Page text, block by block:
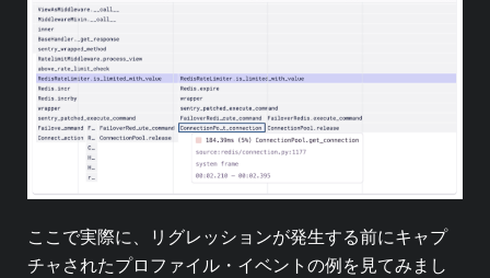
ここで実際に、リグレッションが発生する前にキャプ
チャされたプロファイル・イベントの例を見てみまし